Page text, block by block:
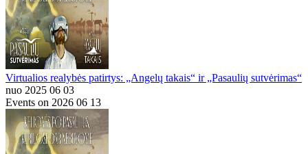
Virtualios realybės patirtys: „Angelų takais“ ir „Pasaulių sutvėrimas“
nuo 2025 06 03
Events on 2026 06 13